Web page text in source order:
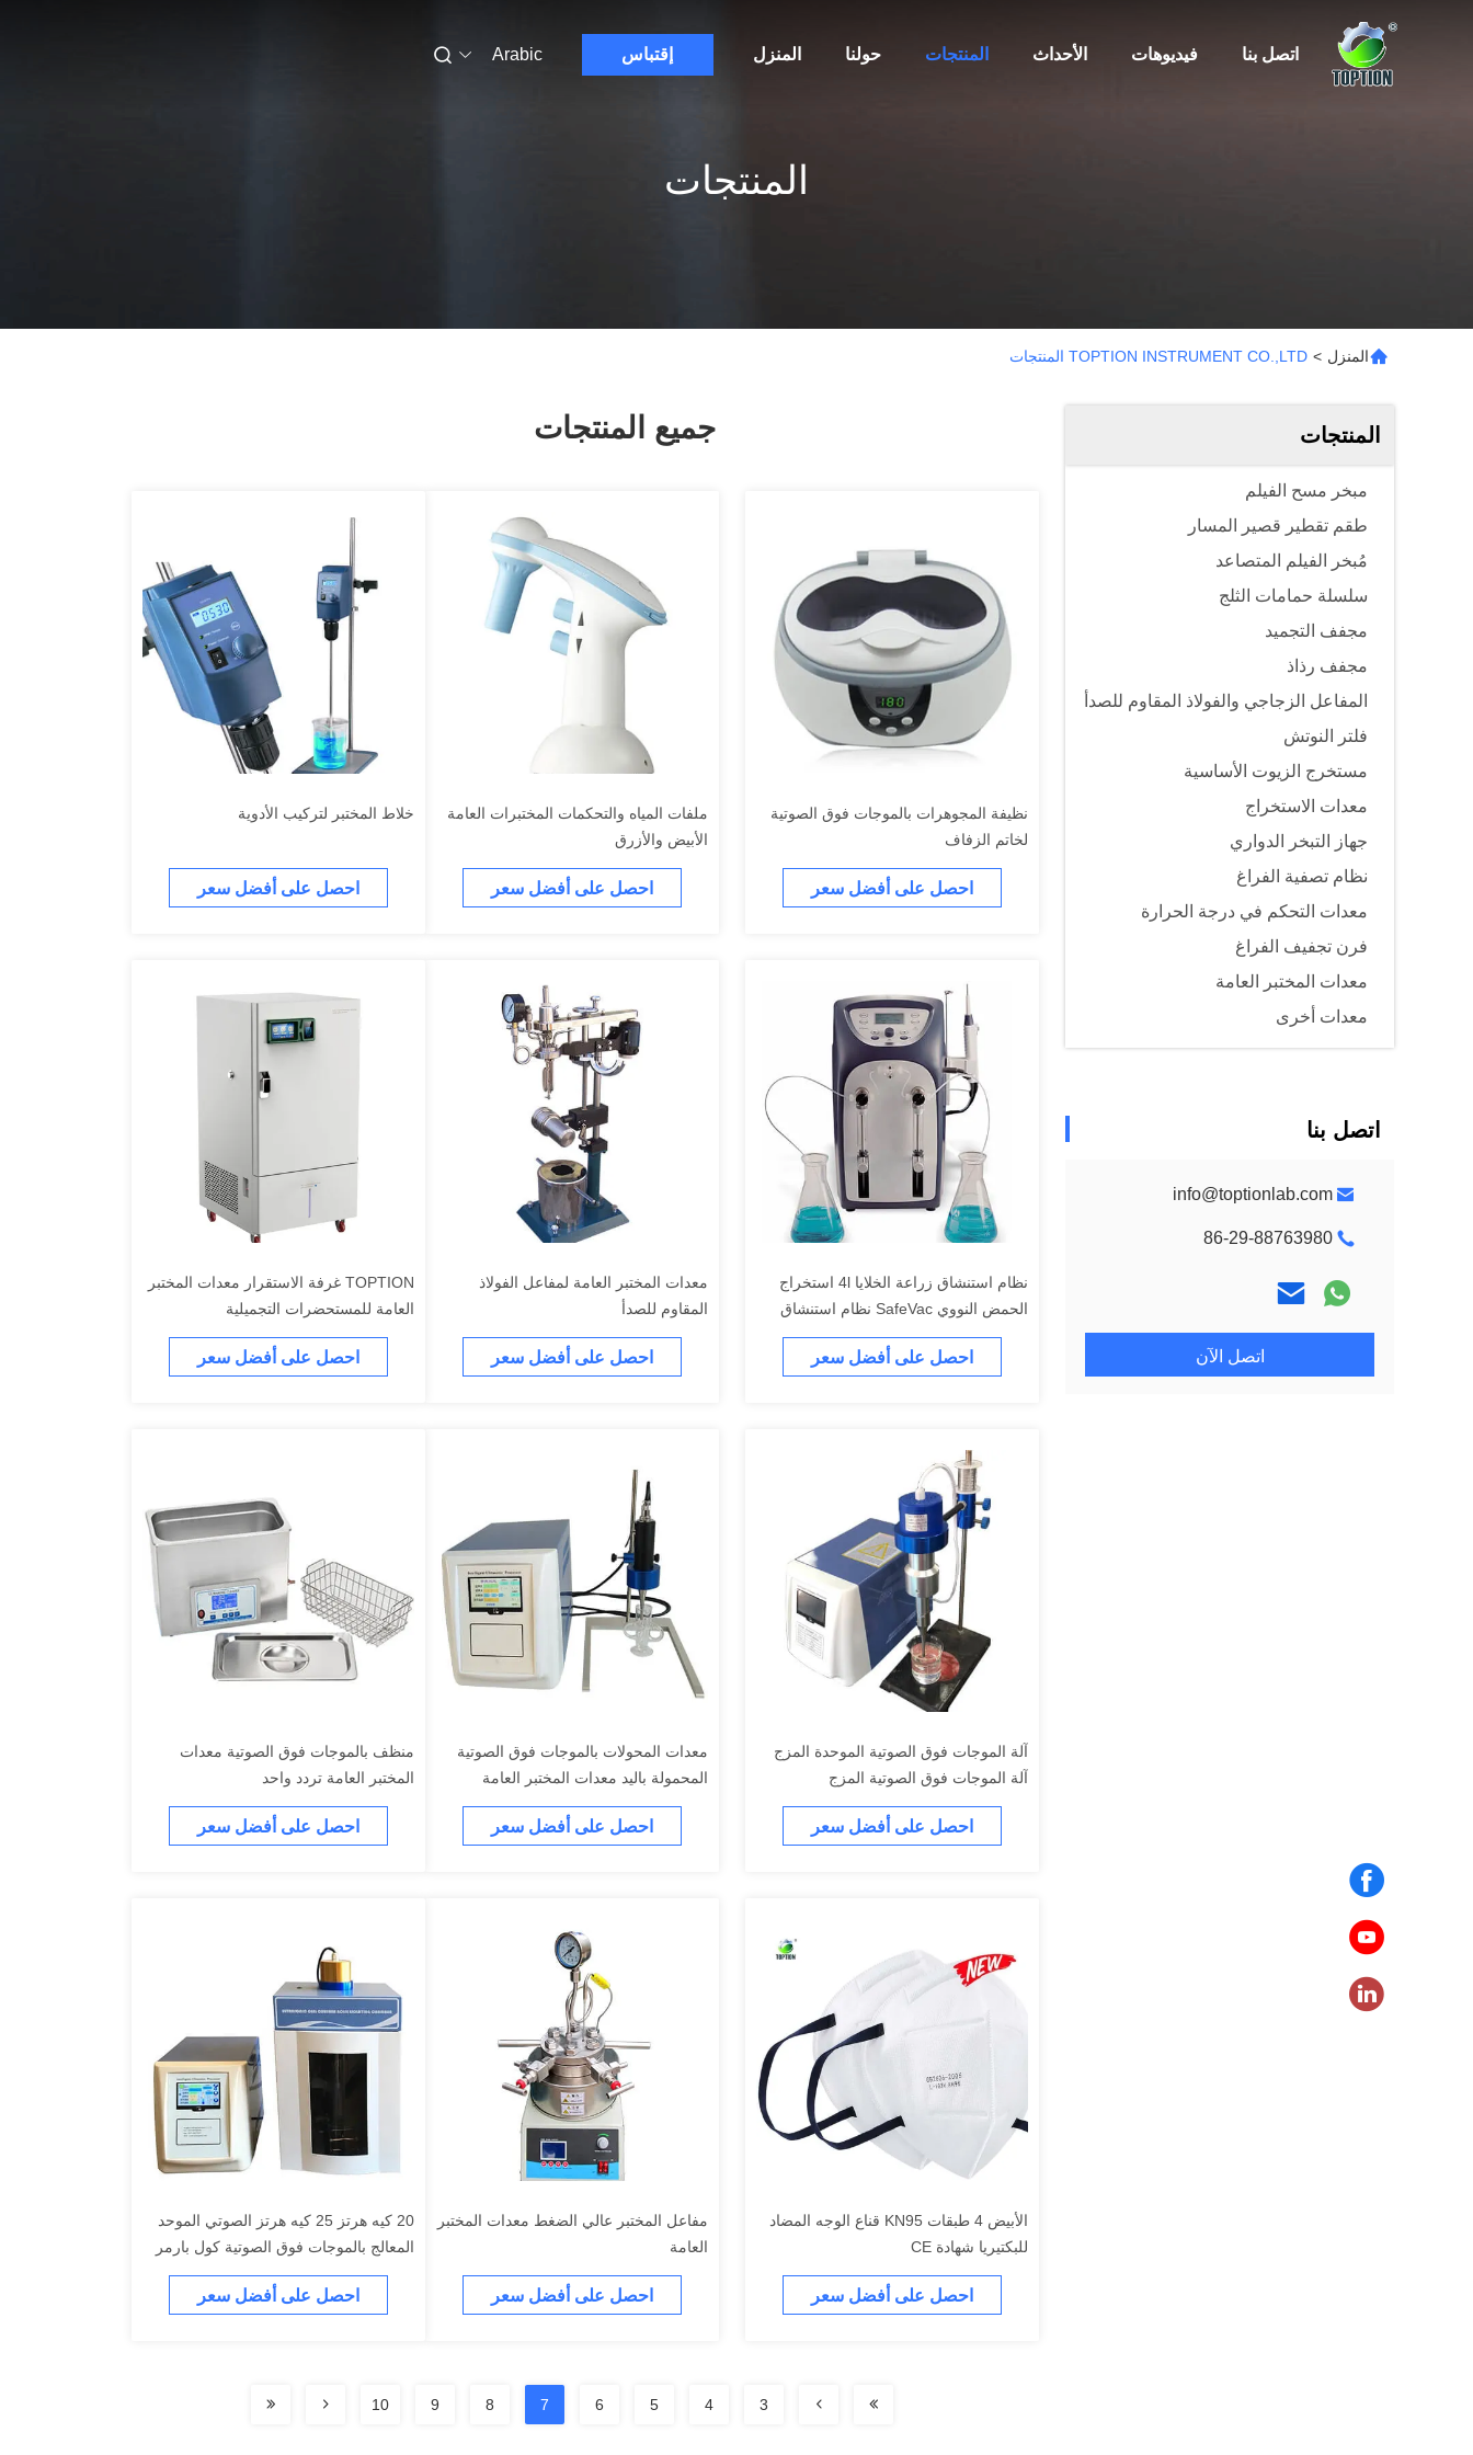
المنزل حولنا المنتجات الأحداث فيديوهات اتصل بنا إقتباس Arabic
المنتجات
المنزل > TOPTION INSTRUMENT CO.,LTD المنتجات
المنتجات
مبخر مسح الفيلم
طقم تقطير قصير المسار
مُبخر الفيلم المتصاعد
سلسلة حمامات الثلج
مجفف التجميد
مجفف رذاذ
المفاعل الزجاجي والفولاذ المقاوم للصدأ
فلتر النوتش
مستخرج الزيوت الأساسية
معدات الاستخراج
جهاز التبخر الدواري
نظام تصفية الفراغ
معدات التحكم في درجة الحرارة
فرن تجفيف الفراغ
معدات المختبر العامة
معدات أخرى
اتصل بنا
info@toptionlab.com
86-29-88763980
اتصل الآن
جميع المنتجات
نظيفة المجوهرات بالموجات فوق الصوتية
لخاتم الزفاف
احصل على أفضل سعر
ملفات المياه والتحكمات المختبرات العامة
الأبيض والأزرق
احصل على أفضل سعر
خلاط المختبر لتركيب الأدوية
احصل على أفضل سعر
نظام استنشاق زراعة الخلايا 4l استخراج
الحمض النووي SafeVac نظام استنشاق
الفراغ
احصل على أفضل سعر
معدات المختبر العامة لمفاعل الفولاذ
المقاوم للصدأ
احصل على أفضل سعر
TOPTION غرفة الاستقرار معدات المختبر
العامة للمستحضرات التجميلية
احصل على أفضل سعر
آلة الموجات فوق الصوتية الموحدة المزج
آلة الموجات فوق الصوتية المزج
احصل على أفضل سعر
معدات المحولات بالموجات فوق الصوتية
المحمولة باليد معدات المختبر العامة
احصل على أفضل سعر
منظف بالموجات فوق الصوتية معدات
المختبر العامة تردد واحد
احصل على أفضل سعر
الأبيض 4 طبقات KN95 قناع الوجه المضاد
للبكتيريا شهادة CE
احصل على أفضل سعر
مفاعل المختبر عالي الضغط معدات المختبر
العامة
احصل على أفضل سعر
20 كيه هرتز 25 كيه هرتز الصوتي الموحد
المعالج بالموجات فوق الصوتية كول بارمر
احصل على أفضل سعر
3
4
5
6
7
8
9
10